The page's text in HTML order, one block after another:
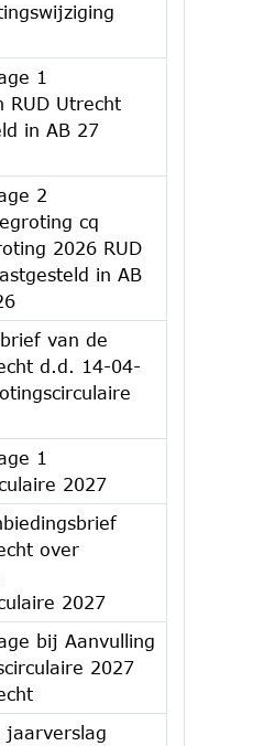
1
RUD Utrecht
in AB 27
2
cq
2026 RUD
in AB
van de
d.d. 14-04-
1
2027
over
2027
bij Aanvulling
2027
jaarverslag